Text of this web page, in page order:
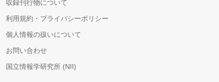
収録刊行物について
利用規約・プライバシーポリシー
個人情報の扱いについて
お問い合わせ
国立情報学研究所 (NII)